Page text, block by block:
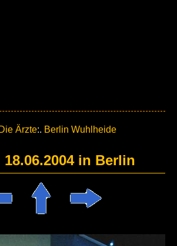
Die Ärzte:. Berlin Wuhlheide
18.06.2004 in Berlin